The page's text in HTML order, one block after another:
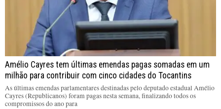
Amélio Cayres tem últimas emendas pagas somadas em um
milhão para contribuir com cinco cidades do Tocantins
As últimas emendas parlamentares destinadas pelo deputado estadual Amélio
Cayres (Republicanos) foram pagas nesta semana, finalizando todos os
compromissos do ano para